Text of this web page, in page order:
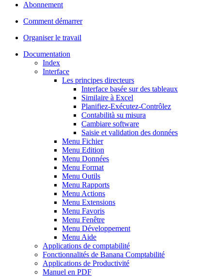
Abonnement
Comment démarrer
Organiser le travail
Documentation
Index
Interface
Les principes directeurs
Interface basée sur des tableaux
Similaire à Excel
Planifiez-Exécutez-Contrôlez
Contabilità su misura
Cambiare software
Saisie et validation des données
Menu Fichier
Menu Edition
Menu Données
Menu Format
Menu Outils
Menu Rapports
Menu Actions
Menu Extensions
Menu Favoris
Menu Fenêtre
Menu Développement
Menu Aide
Applications de comptabilité
Fonctionnalités de Banana Comptabilité
Applications de Productivité
Manuel en PDF